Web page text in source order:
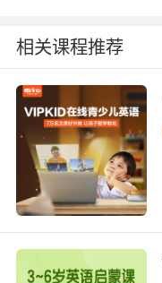
相关课程推荐